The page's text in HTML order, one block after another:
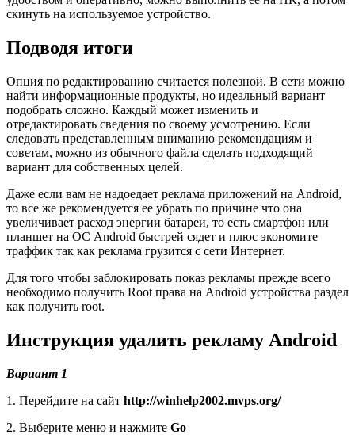
скинуть на используемое устройство.
Подводя итоги
Опция по редактированию считается полезной. В сети можно
найти информационные продукты, но идеальный вариант
подобрать сложно. Каждый может изменить и
отредактировать сведения по своему усмотрению. Если
следовать представленным вниманию рекомендациям и
советам, можно из обычного файла сделать подходящий
вариант для собственных целей.
Даже если вам не надоедает реклама приложений на Android,
то все же рекомендуется ее убрать по причине что она
увеличивает расход энергии батареи, то есть смартфон или
планшет на ОС Android быстрей сядет и плюс экономите
траффик так как реклама грузится с сети Интернет.
Для того чтобы заблокировать показ рекламы прежде всего
необходимо получить Root права на Android устройства раздел
как получить root.
Инструкция удалить рекламу Android
Вариант 1
1. Перейдите на сайт http://winhelp2002.mvps.org/
2. Выберите меню и нажмите Go